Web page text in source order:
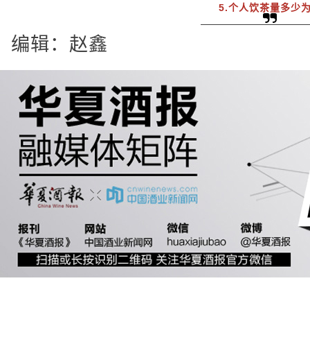
5.个人饮茶量多少
编辑：赵鑫